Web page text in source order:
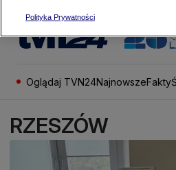
Oglądaj TVN24NajnowszeFakty
RZESZÓW
Polityka Prywatności